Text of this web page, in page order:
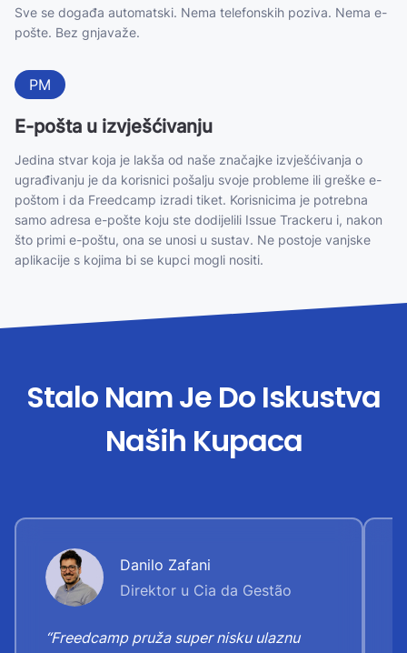
Sve se događa automatski. Nema telefonskih poziva. Nema e-
pošte. Bez gnjavaže.
PM
E-pošta u izvješćivanju
Jedina stvar koja je lakša od naše značajke izvješćivanja o
ugrađivanju je da korisnici pošalju svoje probleme ili greške e-
poštom i da Freedcamp izradi tiket. Korisnicima je potrebna
samo adresa e-pošte koju ste dodijelili Issue Trackeru i, nakon
što primi e-poštu, ona se unosi u sustav. Ne postoje vanjske
aplikacije s kojima bi se kupci mogli nositi.
Stalo Nam Je Do Iskustva
Naših Kupaca
Danilo Zafani
Direktor u Cia da Gestão
“Freedcamp pruža super nisku ulaznu